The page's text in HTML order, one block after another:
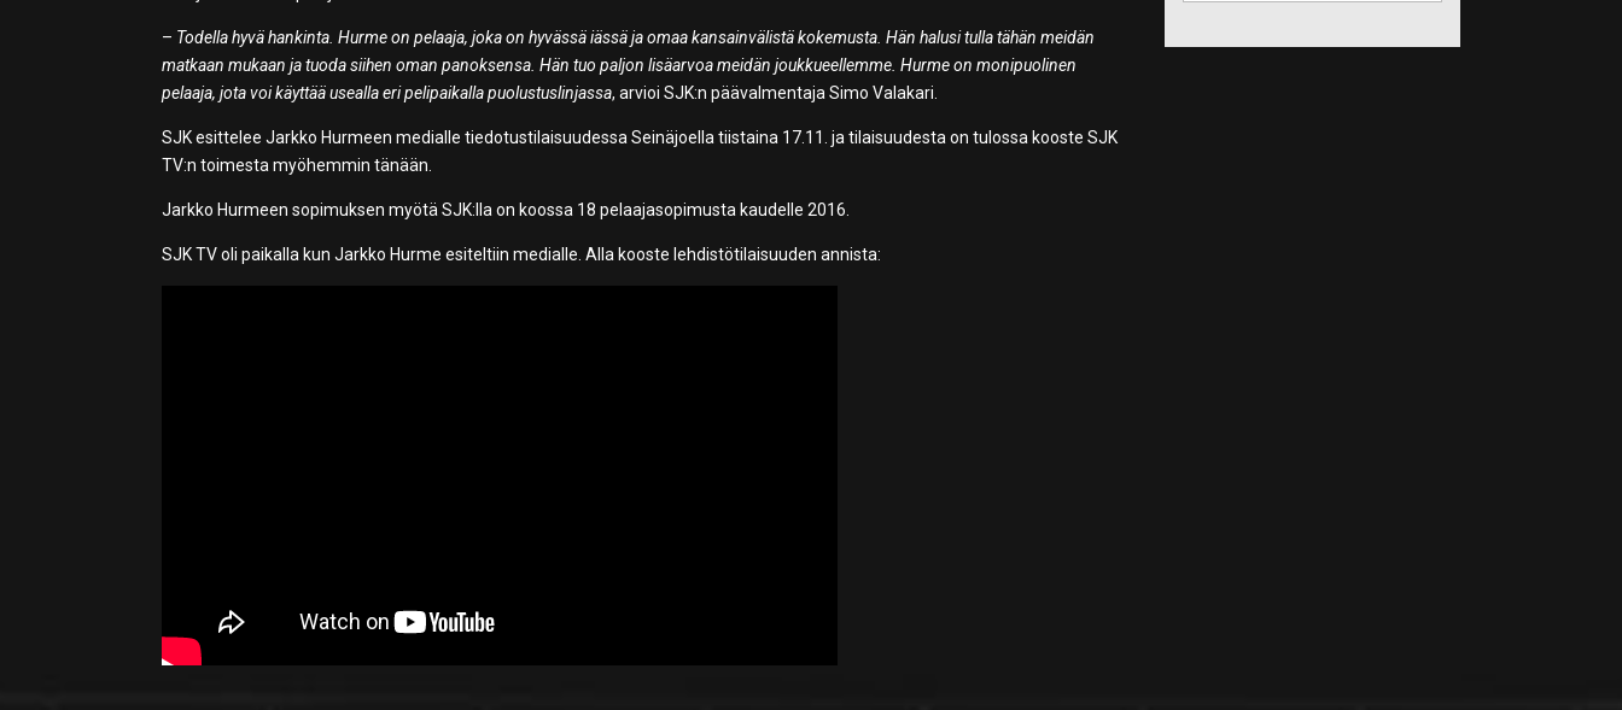
– Todella hyvä hankinta. Hurme on pelaaja, joka on hyvässä iässä ja omaa kansainvälistä kokemusta. Hän halusi tulla tähän meidän
matkaan mukaan ja tuoda siihen oman panoksensa. Hän tuo paljon lisäarvoa meidän joukkueellemme. Hurme on monipuolinen
pelaaja, jota voi käyttää usealla eri pelipaikalla puolustuslinjassa, arvioi SJK:n päävalmentaja Simo Valakari.
SJK esittelee Jarkko Hurmeen medialle tiedotustilaisuudessa Seinäjoella tiistaina 17.11. ja tilaisuudesta on tulossa kooste SJK
TV:n toimesta myöhemmin tänään.
Jarkko Hurmeen sopimuksen myötä SJK:lla on koossa 18 pelaajasopimusta kaudelle 2016.
SJK TV oli paikalla kun Jarkko Hurme esiteltiin medialle. Alla kooste lehdistötilaisuuden annista: